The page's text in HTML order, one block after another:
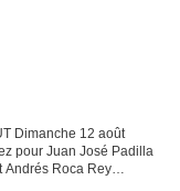
Dimanche 12 août
pour Juan José Padilla
Andrés Roca Rey